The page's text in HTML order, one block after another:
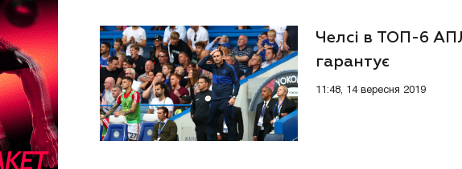
Челсі в ТОП-6
гарантує
11:48, 14 вересня 2019